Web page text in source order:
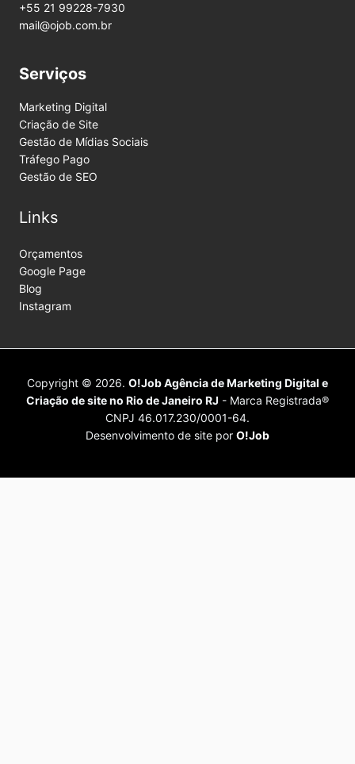
+55 21 99228-7930
mail@ojob.com.br
Serviços
Marketing Digital
Criação de Site
Gestão de Mídias Sociais
Tráfego Pago
Gestão de SEO
Links
Orçamentos
Google Page
Blog
Instagram
Copyright © 2026. O!Job Agência de Marketing Digital e
Criação de site no Rio de Janeiro RJ - Marca Registrada®
CNPJ 46.017.230/0001-64.
Desenvolvimento de site por O!Job